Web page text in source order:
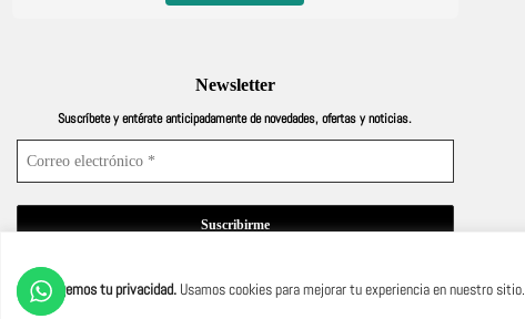
Protegemos tu privacidad. Usamos cookies para mejorar tu experiencia en nuestro sitio.
Newsletter
Suscríbete y entérate anticipadamente de novedades, ofertas y noticias.
¡No hacemos spam! Lee nuestra